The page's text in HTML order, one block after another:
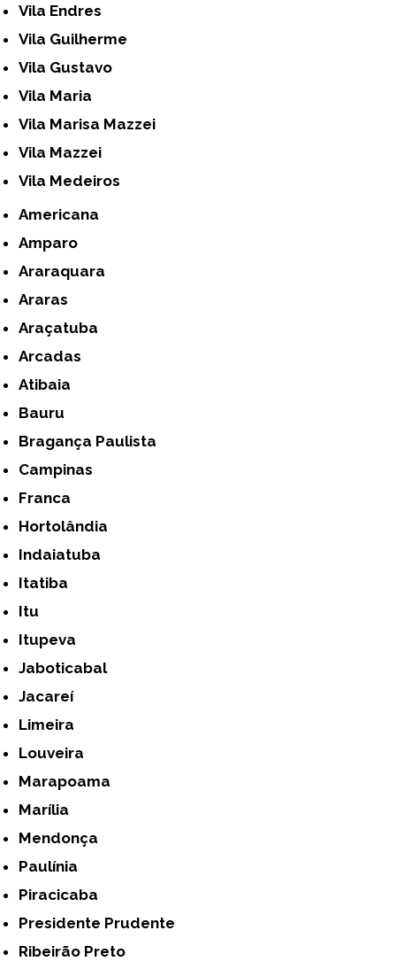
Vila Endres
Vila Guilherme
Vila Gustavo
Vila Maria
Vila Marisa Mazzei
Vila Mazzei
Vila Medeiros
Americana
Amparo
Araraquara
Araras
Araçatuba
Arcadas
Atibaia
Bauru
Bragança Paulista
Campinas
Franca
Hortolândia
Indaiatuba
Itatiba
Itu
Itupeva
Jaboticabal
Jacareí
Limeira
Louveira
Marapoama
Marília
Mendonça
Paulínia
Piracicaba
Presidente Prudente
Ribeirão Preto